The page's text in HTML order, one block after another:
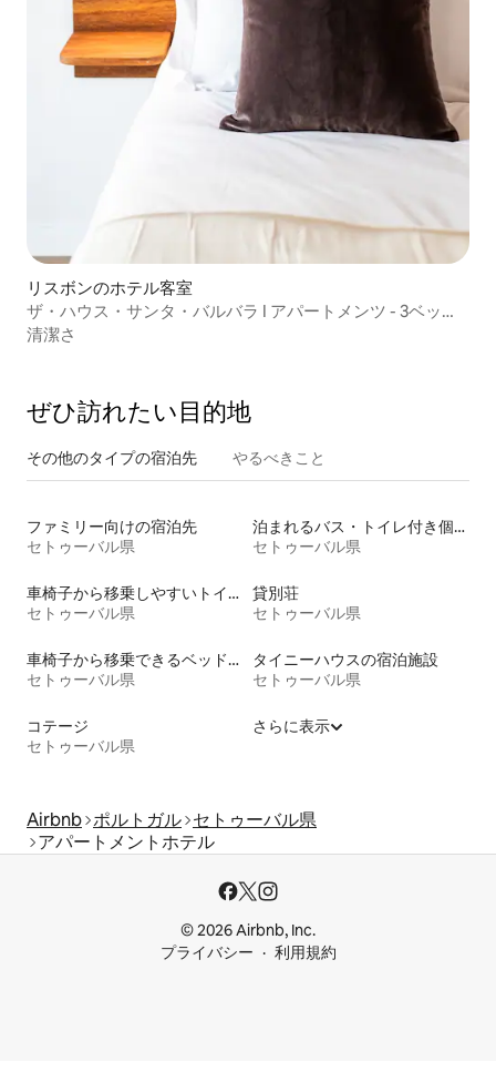
リスボンのホテル客室
ザ・ハウス・サンタ・バルバラ I アパートメンツ - 3ベッド
（2A）
清潔さ
ぜひ訪⁠れ⁠た⁠い目⁠的⁠地
その他のタ⁠イ⁠プ⁠の宿⁠泊⁠先 やるべきこと
ファミリー向けの宿泊先
セトゥーバル県
泊まれるバス・トイレ付き個室
セトゥーバル県
車椅子から移乗しやすいトイレ付きの宿泊施設
セトゥーバル県
貸別荘
セトゥーバル県
車椅子から移乗できるベッドがある宿泊施設
セトゥーバル県
タイニーハウスの宿泊施設
セトゥーバル県
コテージ
セトゥーバル県
さらに表示
Airbnb ポルトガル セトゥーバル県
アパートメントホテル
© 2026 Airbnb, Inc.
プライバシー
利用規約